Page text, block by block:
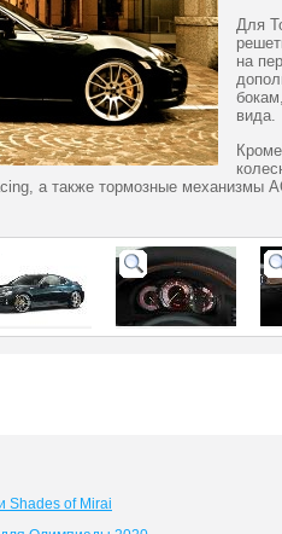
Для
на
вида.
а также тормозные механизмы
Shades of Mirai